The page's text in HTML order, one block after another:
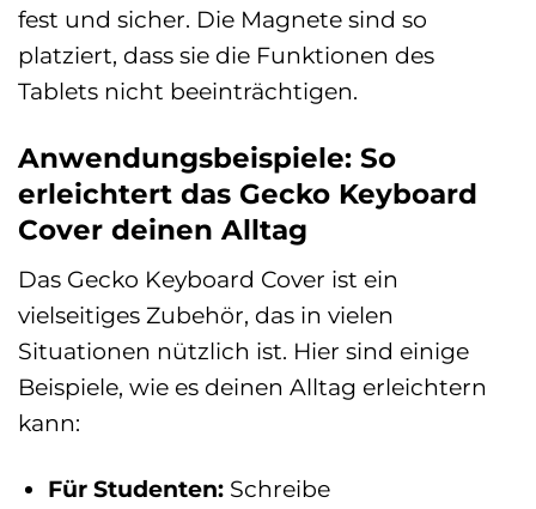
fest und sicher. Die Magnete sind so
platziert, dass sie die Funktionen des
Tablets nicht beeinträchtigen.
Anwendungsbeispiele: So
erleichtert das Gecko Keyboard
Cover deinen Alltag
Das Gecko Keyboard Cover ist ein
vielseitiges Zubehör, das in vielen
Situationen nützlich ist. Hier sind einige
Beispiele, wie es deinen Alltag erleichtern
kann:
Für Studenten: Schreibe